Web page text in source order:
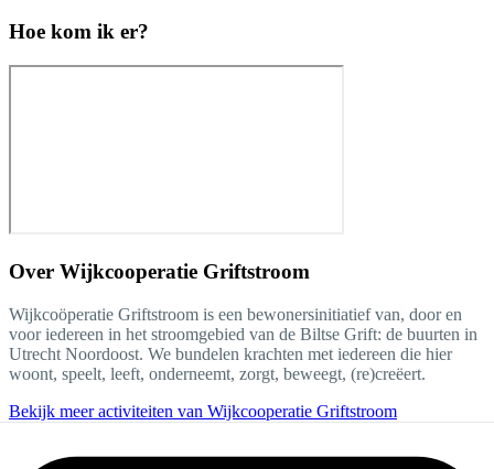
Hoe kom ik er?
Over Wijkcooperatie Griftstroom
Wijkcoöperatie Griftstroom is een bewonersinitiatief van, door en
voor iedereen in het stroomgebied van de Biltse Grift: de buurten in
Utrecht Noordoost. We bundelen krachten met iedereen die hier
woont, speelt, leeft, onderneemt, zorgt, beweegt, (re)creëert.
Bekijk meer activiteiten van Wijkcooperatie Griftstroom